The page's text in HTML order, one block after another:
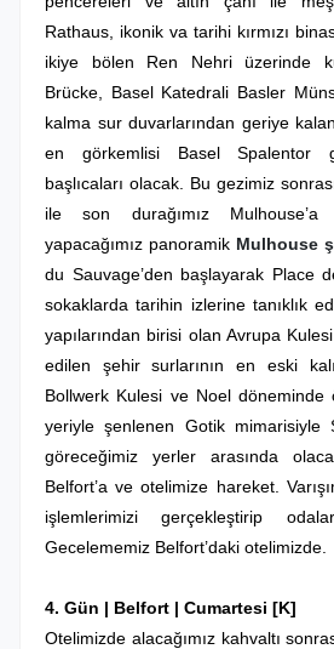
Rathaus, ikonik va tarihi kırmızı
ikiye bölen Ren Nehri üzerinde
Brücke, Basel Katedrali Basler
kalma sur duvarlarından geriye
en görkemlisi Basel Spalentor
başlıcaları olacak. Bu gezimiz
ile son durağımız Mulhouse’a
yapacağımız panoramik Mulhouse
du Sauvage’den başlayarak Place
sokaklarda tarihin izlerine tanıklık
yapılarından birisi olan Avrupa
edilen şehir surlarının en eski
Bollwerk Kulesi ve Noel döneminde
yeriyle şenlenen Gotik mimarisiyle
göreceğimiz yerler arasında
Belfort’a ve otelimize hareket.
işlemlerimizi gerçekleştirip
Gecelememiz Belfort’daki otelimizde.
4. Gün | Belfort | Cumartesi [K]
Otelimizde alacağımız kahvaltı